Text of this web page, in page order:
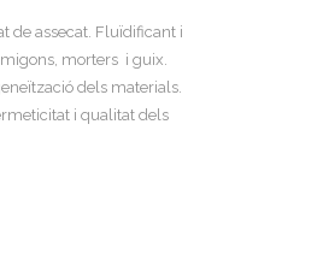
de assecat. Fluïdificant i
morters i guix.
dels materials.
i qualitat dels